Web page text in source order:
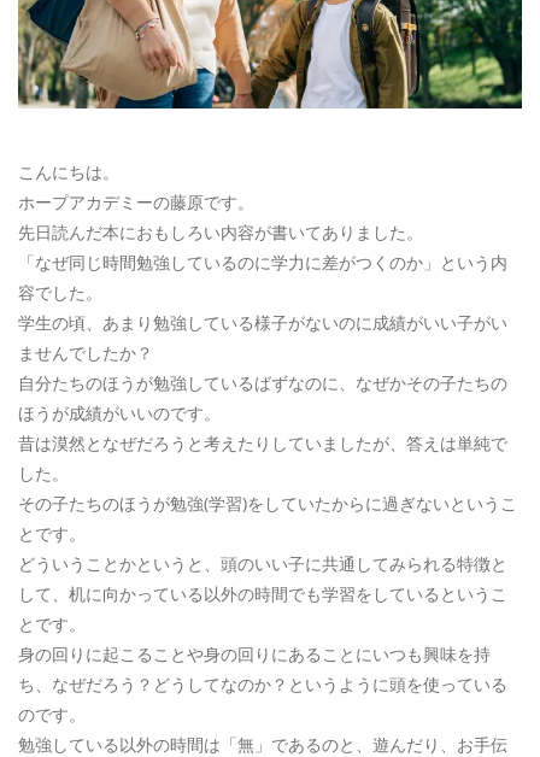
Webからのお問い合わせ
CONTACT
こんにちは。
ホープアカデミーの藤原です。
先日読んだ本におもしろい内容が書いてありました。
「なぜ同じ時間勉強しているのに学力に差がつくのか」という内
容でした。
学生の頃、あまり勉強している様子がないのに成績がいい子がい
ませんでしたか？
自分たちのほうが勉強しているばずなのに、なぜかその子たちの
ほうが成績がいいのです。
昔は漠然となぜだろうと考えたりしていましたが、答えは単純で
した。
その子たちのほうが勉強(学習)をしていたからに過ぎないというこ
とです。
どういうことかというと、頭のいい子に共通してみられる特徴と
して、机に向かっている以外の時間でも学習をしているというこ
とです。
身の回りに起こることや身の回りにあることにいつも興味を持
ち、なぜだろう？どうしてなのか？というように頭を使っている
のです。
勉強している以外の時間は「無」であるのと、遊んだり、お手伝